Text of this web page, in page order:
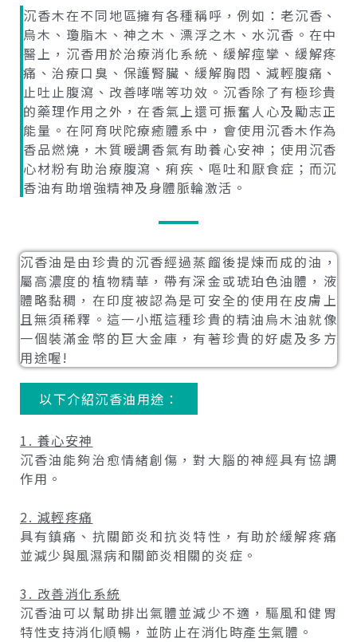
沉香木在不同地區擁有各種稱呼，例如：老沉香、
烏木、瓊脂木、神之木、漂浮之木、水沉香。在中
醫上，沉香用於治療消化系統、緩解痙攣、緩解疼
痛、治療口臭、保護腎臟、緩解胸悶、減輕腹痛、
止吐止腹瀉、改善哮喘等功效。沉香除了有極珍貴
的藥理作用之外，在香氣上還可振奮人心及勵志正
能量。在阿育吠陀療癒體系中，會使用沉香木作為
香品燃燒，木質暖調香氣有助養心安神；使用沉香
心材粉有助治療腹瀉、痢疾、嘔吐和厭食症；而沉
香油有助增強精神及身體脈輪激活。
沉香油是由珍貴的沉香經過蒸餾後提煉而成的油，
屬高濃度的植物精華，帶有深金或琥珀色油體，液
體略黏稠，在印度被認為是可安全的使用在皮膚上
且無須稀釋。這一小瓶這種珍貴的精油烏木油就像
一個裝滿金幣的巨大金庫，有著珍貴的好處及多方
用途喔!
以下介紹沉香油用途：
1. 養心安神
沉香油能夠治愈情緒創傷，對大腦的神經具有協調
作用。
2. 減輕疼痛
具有鎮痛、抗關節炎和抗炎特性，有助於緩解疼痛
並減少與風濕病和關節炎相關的炎症。
3. 改善消化系統
沉香油可以幫助排出氣體並減少不適，驅風和健胃
特性支持消化順暢，並防止在消化時產生氣體。